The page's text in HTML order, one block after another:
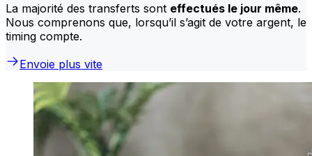
La majorité des transferts sont effectués le jour même.
Nous comprenons que, lorsqu’il s’agit de votre argent, le
timing compte.
Envoie plus vite